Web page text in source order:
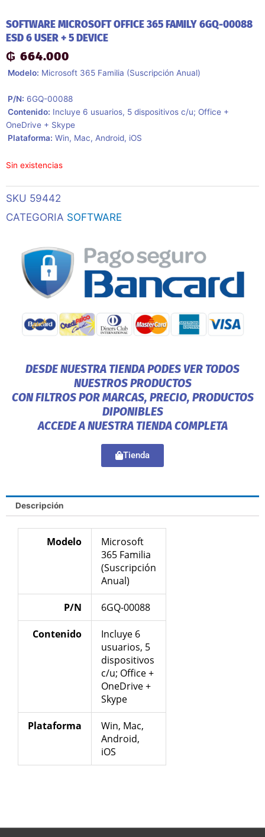
SOFTWARE MICROSOFT OFFICE 365 FAMILY 6GQ-00088
ESD 6 USER + 5 DEVICE
₲ 664.000
 Modelo: Microsoft 365 Familia (Suscripción Anual)
 P/N: 6GQ-00088
 Contenido: Incluye 6 usuarios, 5 dispositivos c/u; Office +
OneDrive + Skype
 Plataforma: Win, Mac, Android, iOS
Sin existencias
SKU 59442
CATEGORIA SOFTWARE
DESDE NUESTRA TIENDA PODES VER TODOS
NUESTROS PRODUCTOS
CON FILTROS POR MARCAS, PRECIO, PRODUCTOS
DIPONIBLES
ACCEDE A NUESTRA TIENDA COMPLETA
Tienda
Descripción
Modelo
Microsoft
365 Familia
(Suscripción
Anual)
P/N 6GQ-00088
Contenido
Incluye 6
usuarios, 5
dispositivos
c/u; Office +
OneDrive +
Skype
Plataforma
Win, Mac,
Android,
iOS